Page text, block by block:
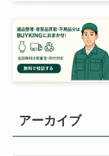
アーカイブ